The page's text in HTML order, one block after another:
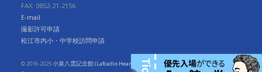
FAX: 0852-21-2156
E-mail
撮影許可申請
松江市内小・中学校訪問申請
© 2016-2025小泉八雲記念館 (Lafcadio Hearn Memorial Museum), all Rights